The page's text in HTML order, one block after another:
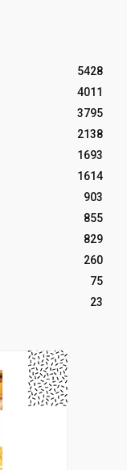
5428
4011
3795
2138
1693
1614
903
855
829
260
75
23